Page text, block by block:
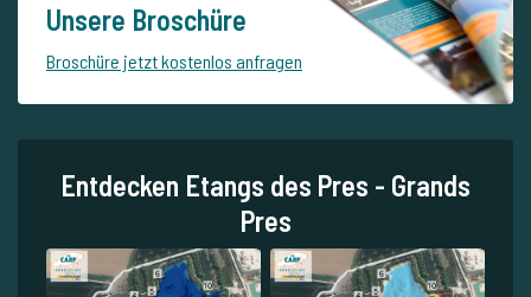
Unsere Broschüre
Broschüre jetzt kostenlos anfragen
Entdecken Etangs des Pres - Grands
Pres